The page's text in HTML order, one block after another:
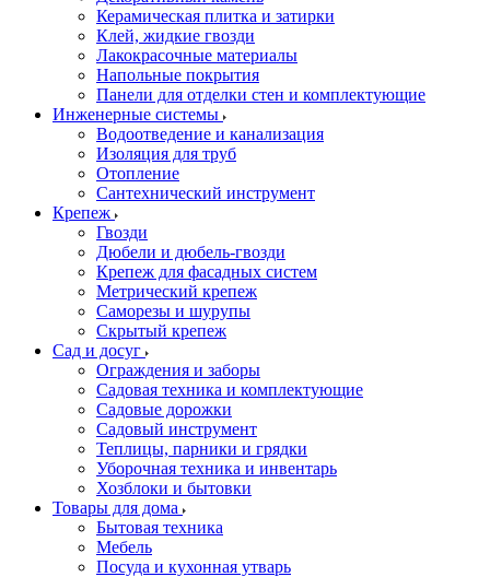
Керамическая плитка и затирки
Клей, жидкие гвозди
Лакокрасочные материалы
Напольные покрытия
Панели для отделки стен и комплектующие
Инженерные системы
Водоотведение и канализация
Изоляция для труб
Отопление
Сантехнический инструмент
Крепеж
Гвозди
Дюбели и дюбель-гвозди
Крепеж для фасадных систем
Метрический крепеж
Саморезы и шурупы
Скрытый крепеж
Сад и досуг
Ограждения и заборы
Садовая техника и комплектующие
Садовые дорожки
Садовый инструмент
Теплицы, парники и грядки
Уборочная техника и инвентарь
Хозблоки и бытовки
Товары для дома
Бытовая техника
Мебель
Посуда и кухонная утварь